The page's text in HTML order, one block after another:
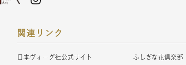
関連リンク
日本ヴォーグ社公式サイト ふしぎな花倶楽部